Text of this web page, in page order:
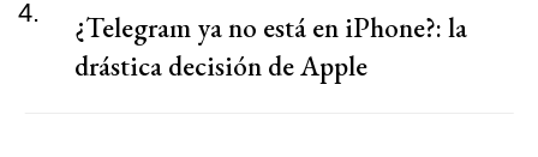
4.
¿Telegram ya no está en iPhone?: la
drástica decisión de Apple